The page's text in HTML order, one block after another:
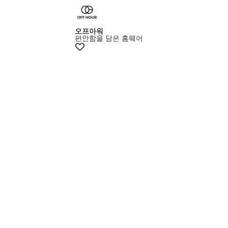
오프아워
편안함을 담은 홈웨어